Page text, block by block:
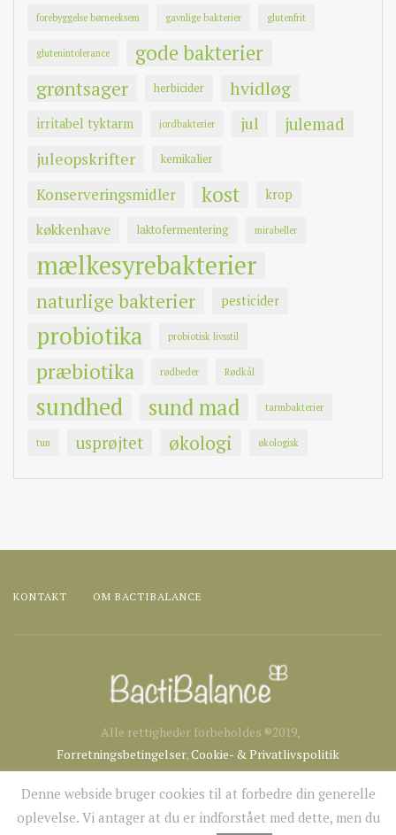
forebyggelse børneeksem gavnlige bakterier glutenfrit
glutenintolerance gode bakterier
grøntsager herbicider hvidløg
irritabel tyktarm jordbakterier jul julemad
juleopskrifter kemikalier
Konserveringsmidler kost krop
køkkenhave laktofermentering mirabeller
mælkesyrebakterier
naturlige bakterier pesticider
probiotika probiotisk livsstil
præbiotika rødbeder Rødkål
sundhed sund mad tarmbakterier
tun usprøjtet økologi økologisk
KONTAKT OM BACTIBALANCE
Alle rettigheder forbeholdes ®2019,
Forretningsbetingelser, Cookie- & Privatlivspolitik
Denne webside bruger cookies til at forbedre din generelle
oplevelse. Vi antager at du er indforstået med dette, men du